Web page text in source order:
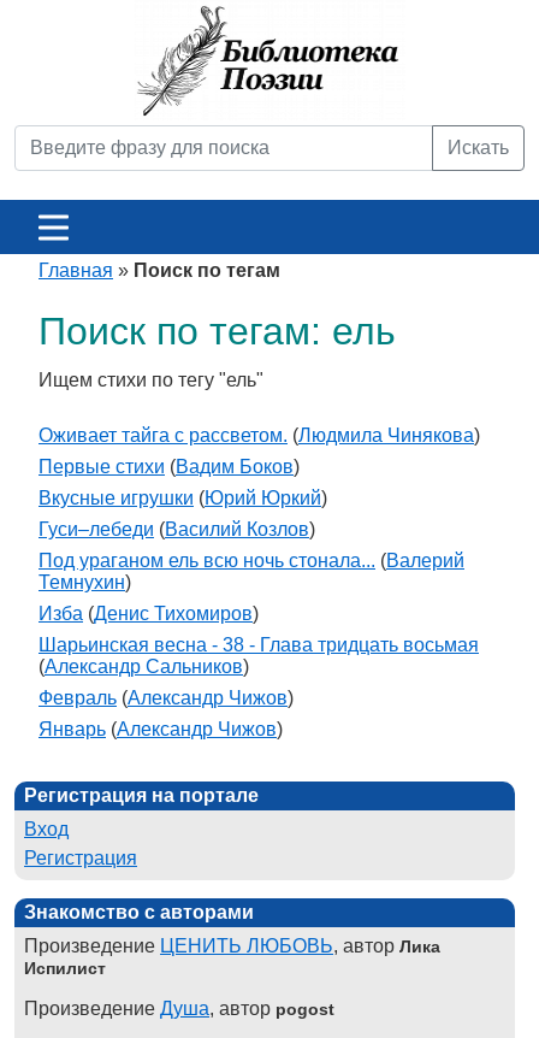
Искать
Главная » Поиск по тегам
Поиск по тегам: ель
Ищем стихи по тегу "ель"
Оживает тайга с рассветом. (Людмила Чинякова)
Первые стихи (Вадим Боков)
Вкусные игрушки (Юрий Юркий)
Гуси–лебеди (Василий Козлов)
Под ураганом ель всю ночь стонала... (Валерий
Темнухин)
Изба (Денис Тихомиров)
Шарьинская весна - 38 - Глава тридцать восьмая
(Александр Сальников)
Февраль (Александр Чижов)
Январь (Александр Чижов)
Регистрация на портале
Вход
Регистрация
Знакомство с авторами
Произведение ЦЕНИТЬ ЛЮБОВЬ, автор Лика
Испилист
Произведение Душа, автор pogost